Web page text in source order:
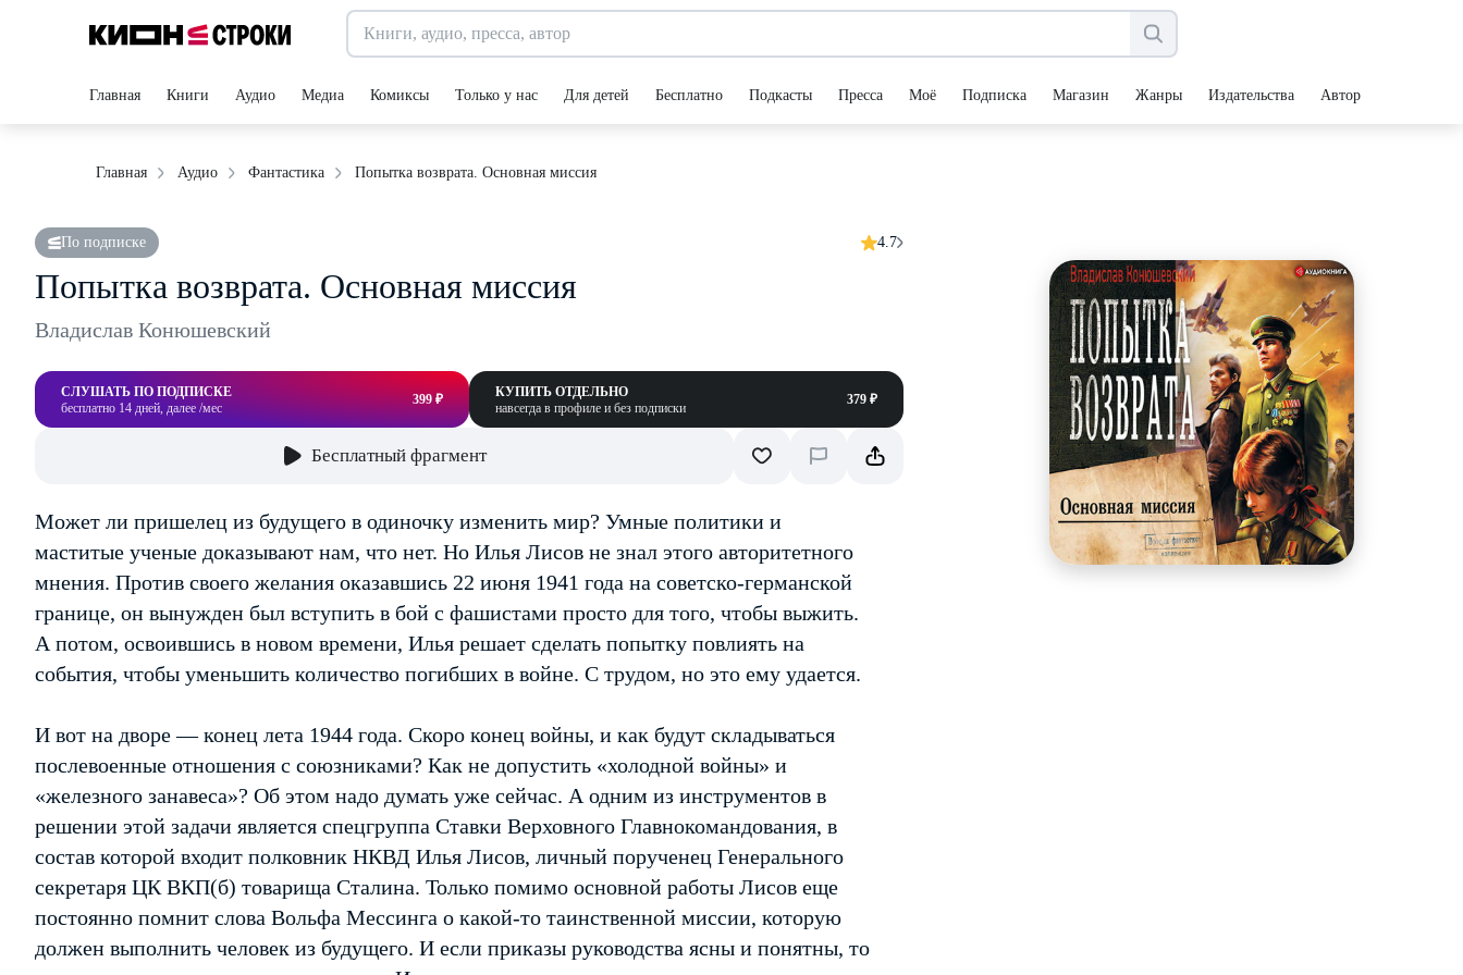
Главная Книги Аудио Медиа Комиксы Только у нас Для детей Бесплатно Подкасты Пресса Моё Подписка Магазин Жанры Издательства Авторы
Главная Аудио Фантастика Попытка возврата. Основная миссия
По подписке 4.7
Попытка возврата. Основная миссия
Владислав Конюшевский
СЛУШАТЬ ПО ПОДПИСКЕ
бесплатно 14 дней, далее /мес
399 ₽
КУПИТЬ ОТДЕЛЬНО
навсегда в профиле и без подписки
379 ₽
Бесплатный фрагмент
Может ли пришелец из будущего в одиночку изменить мир? Умные политики и
маститые ученые доказывают нам, что нет. Но Илья Лисов не знал этого авторитетного
мнения. Против своего желания оказавшись 22 июня 1941 года на советско-германской
границе, он вынужден был вступить в бой с фашистами просто для того, чтобы выжить.
А потом, освоившись в новом времени, Илья решает сделать попытку повлиять на
события, чтобы уменьшить количество погибших в войне. С трудом, но это ему удается.
И вот на дворе — конец лета 1944 года. Скоро конец войны, и как будут складываться
послевоенные отношения с союзниками? Как не допустить «холодной войны» и
«железного занавеса»? Об этом надо думать уже сейчас. А одним из инструментов в
решении этой задачи является спецгруппа Ставки Верховного Главнокомандования, в
состав которой входит полковник НКВД Илья Лисов, личный порученец Генерального
секретаря ЦК ВКП(б) товарища Сталина. Только помимо основной работы Лисов еще
постоянно помнит слова Вольфа Мессинга о какой-то таинственной миссии, которую
должен выполнить человек из будущего. И если приказы руководства ясны и понятны, то